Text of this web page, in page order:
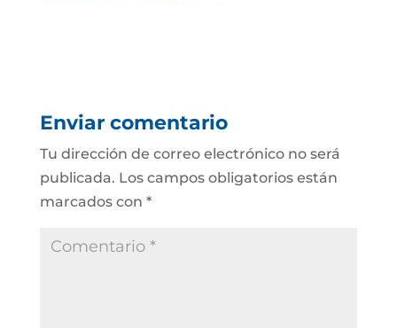
Enviar comentario
Tu dirección de correo electrónico no será
publicada. Los campos obligatorios están
marcados con *